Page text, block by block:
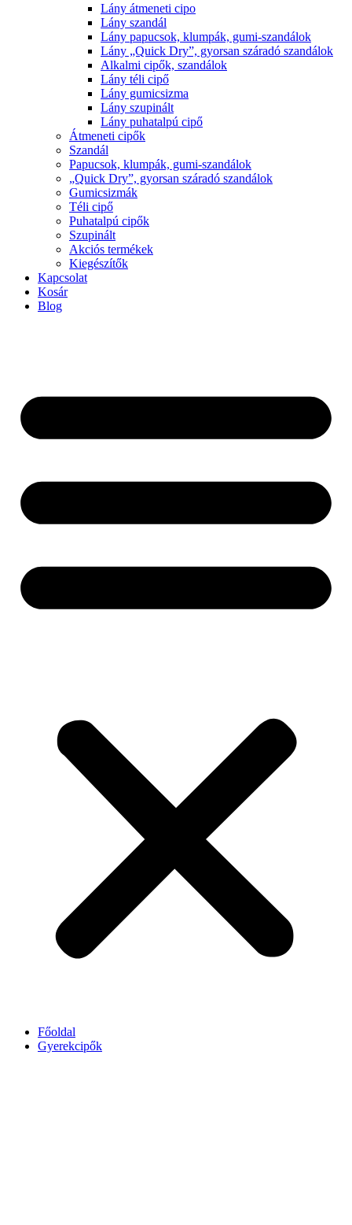
Lány átmeneti cipo
Lány szandál
Lány papucsok, klumpák, gumi-szandálok
Lány „Quick Dry”, gyorsan száradó szandálok
Alkalmi cipők, szandálok
Lány téli cipő
Lány gumicsizma
Lány szupinált
Lány puhatalpú cipő
Átmeneti cipők
Szandál
Papucsok, klumpák, gumi-szandálok
„Quick Dry”, gyorsan száradó szandálok
Gumicsizmák
Téli cipő
Puhatalpú cipők
Szupinált
Akciós termékek
Kiegészítők
Kapcsolat
Kosár
Blog
Főoldal
Gyerekcipők